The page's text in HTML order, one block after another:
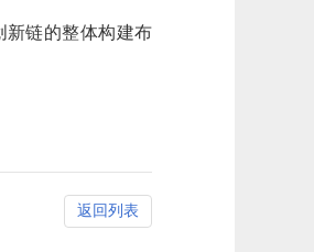
链的整体构建布
返回列表